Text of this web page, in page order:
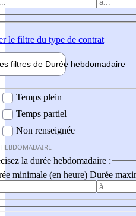
le filtre du type de contrat
filtres de Durée hebdomadaire
Temps plein
Temps partiel
Non renseignée
la durée hebdomadaire :
minimale (en heure) Durée